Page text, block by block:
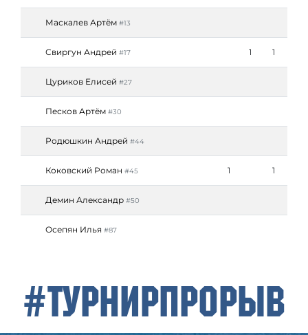
Маскалев Артём #13
Свиргун Андрей #17 1 1
Цуриков Елисей #27
Песков Артём #30
Родюшкин Андрей #44
Коковский Роман #45 1 1
Демин Александр #50
Осепян Илья #87
#ТурнирПрорыв